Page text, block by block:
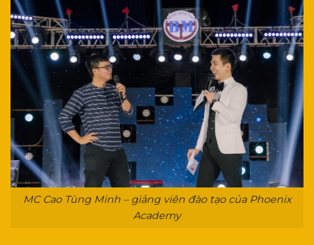
MC Cao Tùng Minh – giảng viên đào tạo của Phoenix
Academy